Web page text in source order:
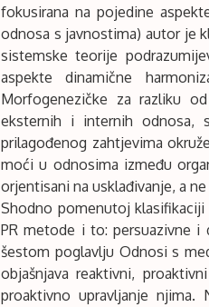
fokusirana na pojedine
odnosa s javnostima) autor je
sistemske teorije
aspekte dinamične
Morfogenezičke za razliku
eksternih i internih odnosa,
prilagođenog zahtjevima
moći u odnosima između
orjentisani na usklađivanje, a
Shodno pomenutoj
PR metode i to: persuazivne
šestom poglavlju Odnosi s
objašnjava reaktivni,
proaktivno upravljanje njima.